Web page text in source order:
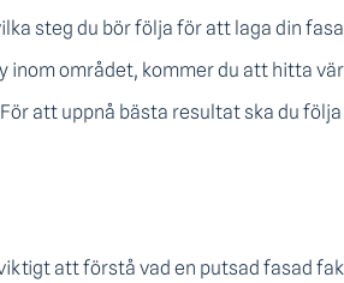
steg du bör följa för att laga din
inom området, kommer du att hitta
att uppnå bästa resultat ska du
att förstå vad en putsad fasad